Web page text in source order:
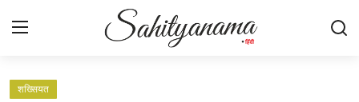
शख्सियत